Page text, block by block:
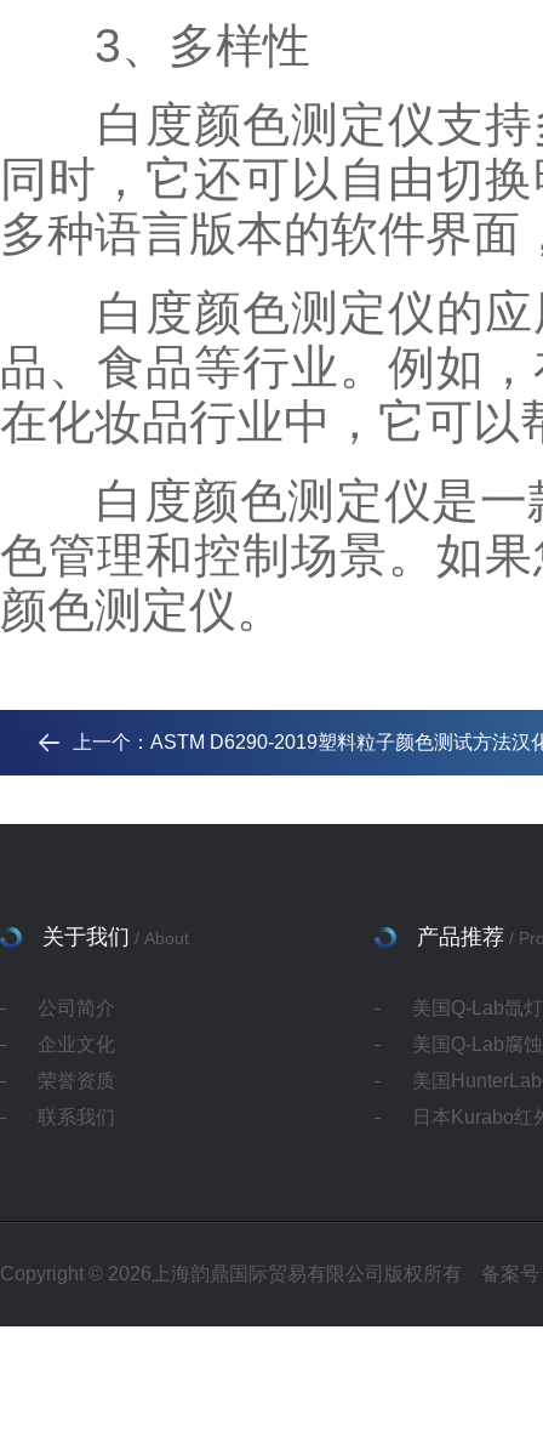
3、多样性
白度颜色测定仪支持
同时，它还可以自由切
多种语言版本的软件界
白度颜色测定仪的应
品、食品等行业。例如
在化妆品行业中，它可以
白度颜色测定仪是一
色管理和控制场景。如
颜色测定仪。
上一个： ASTM D6290-2019塑料粒子颜色测试方法汉
关于我们 / About
公司简介
企业文化
荣誉资质
联系我们
产品推荐 /
美国Q-Lab氙
美国Q-Lab腐
美国
日本Kurabo红
Copyright © 2026上海韵鼎国际贸易有限公司版权所有 备案